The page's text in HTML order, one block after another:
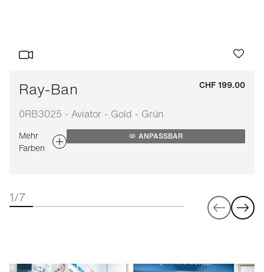
Ray-Ban
0RB3025 - Aviator - Gold - Grün
CHF 199.00
Mehr
Farben
ANPASSBAR
1/7